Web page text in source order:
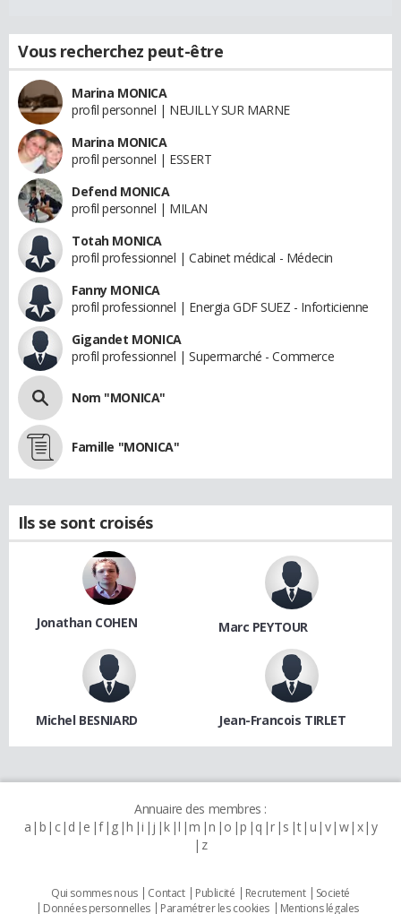
Vous recherchez peut-être
Marina MONICA
profil personnel | NEUILLY SUR MARNE
Marina MONICA
profil personnel | ESSERT
Defend MONICA
profil personnel | MILAN
Totah MONICA
profil professionnel | Cabinet médical - Médecin
Fanny MONICA
profil professionnel | Energia GDF SUEZ - Inforticienne
Gigandet MONICA
profil professionnel | Supermarché - Commerce
Nom "MONICA"
Famille "MONICA"
Ils se sont croisés
Jonathan COHEN Marc PEYTOUR
Michel BESNIARD Jean-Francois TIRLET
Annuaire des membres :
a b c d e f g h i j k l m n o p q r s t u v w x y
z
Qui sommes nous Contact Publicité Recrutement
Societé
Données personnelles
Paramétrer les cookies Mentions légales